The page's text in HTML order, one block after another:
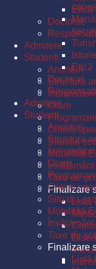
Etică
Doctorat
Admitere
Studenți
Anunțuri
Structura
Orare
Criterii
Situația
Mobilități
Taxe de
Finalizare
Listă
Etică
Doctorat
Admitere
Studenți
Anunțuri
Structura
Orare
Criterii
Situația
Mobilități
Taxe de
Finalizare
Listă